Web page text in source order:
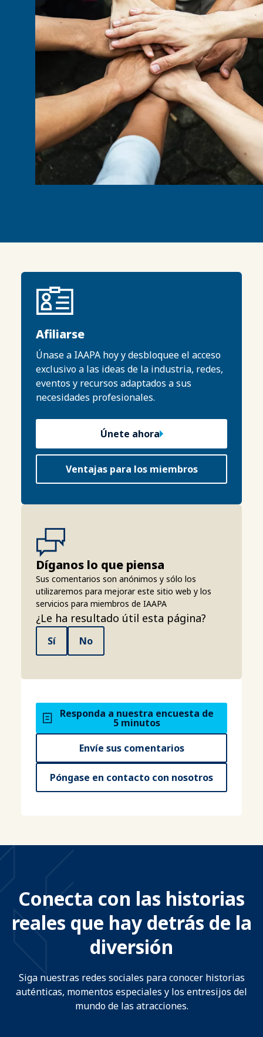
Afiliarse
Únase a IAAPA hoy y desbloquee el acceso
exclusivo a las ideas de la industria, redes,
eventos y recursos adaptados a sus
necesidades profesionales.
Únete ahora
Ventajas para los miembros
Díganos lo que piensa
Sus comentarios son anónimos y sólo los
utilizaremos para mejorar este sitio web y los
servicios para miembros de IAAPA
¿Le ha resultado útil esta página?
Sí No
Responda a nuestra encuesta de
5 minutos
Envíe sus comentarios
Póngase en contacto con nosotros
Conecta con las historias
reales que hay detrás de la
diversión
Siga nuestras redes sociales para conocer historias
auténticas, momentos especiales y los entresijos del
mundo de las atracciones.